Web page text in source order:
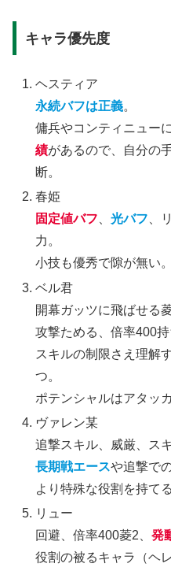
キャラ優先度
ヘスティア
永続バフは正義。
傭兵やコンティニュー
績があるので、自分の
断。
春姫
固定値バフ 、光バフ 、
力。
小技も優秀で隙が無い。
ベル君
開幕ガッツに飛ばせる
攻撃ためる、倍率400持
スキルの制限さえ理解
つ。
ポテンシャルはアタッ
ヴァレン某
追撃スキル、威厳、ス
長期戦エースや追撃で
より特殊な役割を持て
リュー
回避、倍率400菱2、発
役割の被るキャラ（ヘ